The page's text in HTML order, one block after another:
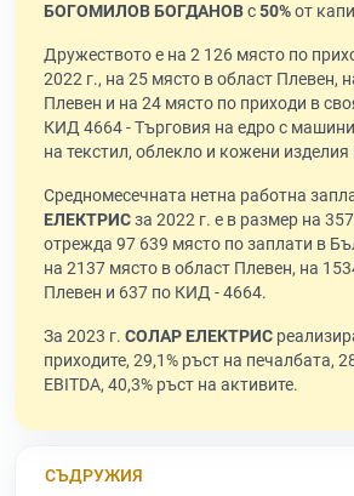
БОГОМИЛОВ БОГДАНОВс50%от
Дружеството е на 2 126 място по
2022 г., на 25 място в област Плевен,
Плевен и на 24 място по приходи в
КИД 4664 - Търговия на едро с
на текстил, облекло и кожени изделия
Средномесечната нетна работна
ЕЛЕКТРИСза 2022 г. е в размер на
отрежда 97 639 място по заплати в
на 2137 място в област Плевен, на
Плевен и 637 по КИД - 4664.
За 2023 г. СОЛАР ЕЛЕКТРИС
приходите, 29,1% ръст на печалбата,
EBITDA, 40,3% ръст на активите.
СЪДРУЖИЯ